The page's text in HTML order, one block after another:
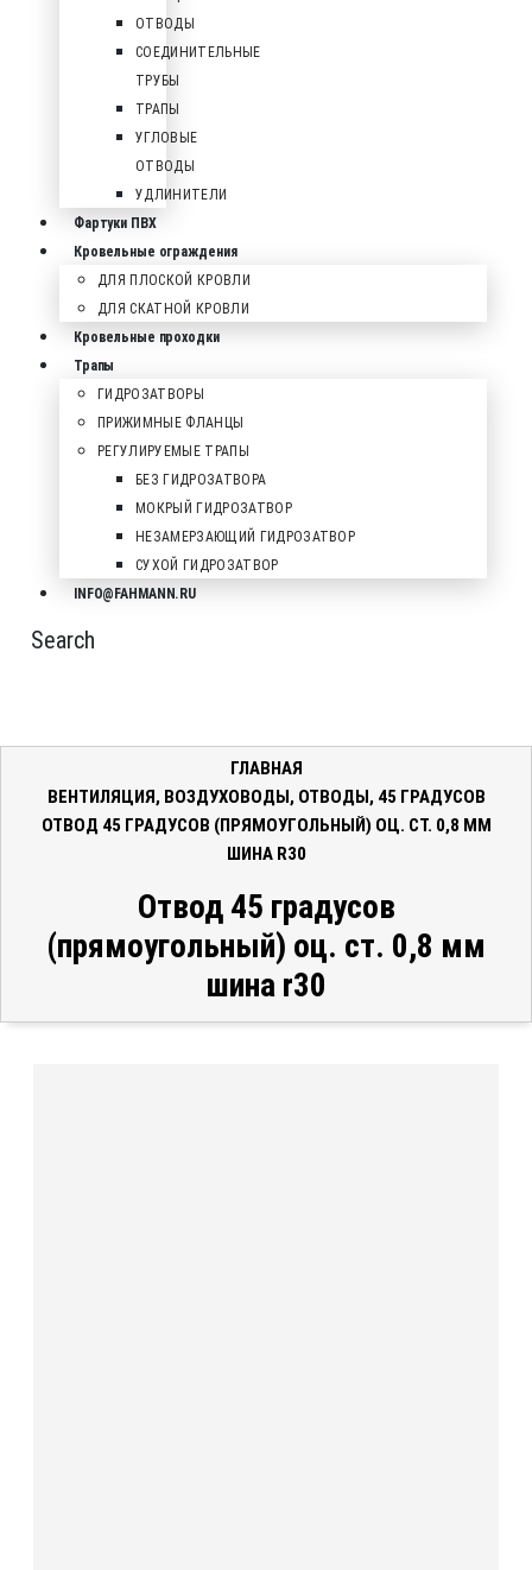
ОТВОДЫ
СОЕДИНИТЕЛЬНЫЕ
ТРУБЫ
ТРАПЫ
УГЛОВЫЕ
ОТВОДЫ
УДЛИНИТЕЛИ
Фартуки ПВХ
Кровельные ограждения
ДЛЯ ПЛОСКОЙ КРОВЛИ
ДЛЯ СКАТНОЙ КРОВЛИ
Кровельные проходки
Трапы
ГИДРОЗАТВОРЫ
ПРИЖИМНЫЕ ФЛАНЦЫ
РЕГУЛИРУЕМЫЕ ТРАПЫ
БЕЗ ГИДРОЗАТВОРА
МОКРЫЙ ГИДРОЗАТВОР
НЕЗАМЕРЗАЮЩИЙ ГИДРОЗАТВОР
СУХОЙ ГИДРОЗАТВОР
INFO@FAHMANN.RU
Search
ГЛАВНАЯ
ВЕНТИЛЯЦИЯ, ВОЗДУХОВОДЫ, ОТВОДЫ, 45 ГРАДУСОВ
ОТВОД 45 ГРАДУСОВ (ПРЯМОУГОЛЬНЫЙ) ОЦ. СТ. 0,8 ММ
ШИНА R30
Отвод 45 градусов
(прямоугольный) оц. ст. 0,8 мм
шина r30